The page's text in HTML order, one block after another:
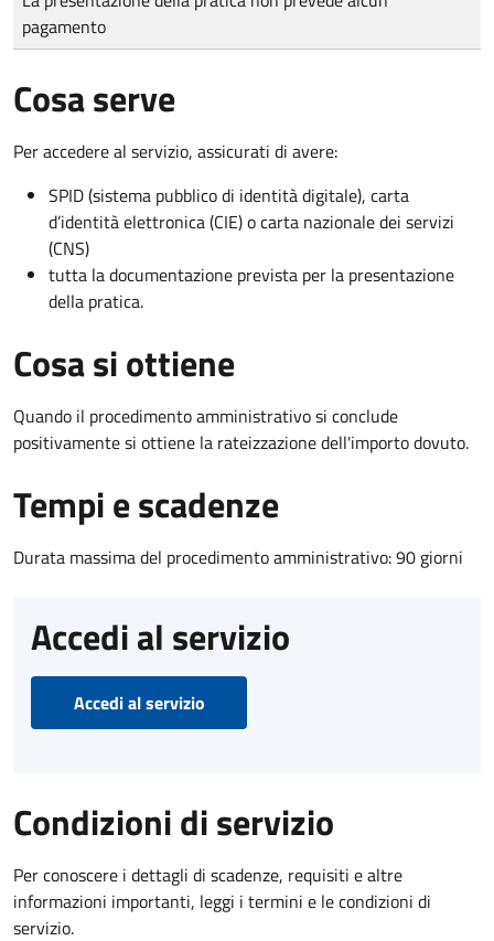
pagamento
Cosa serve
Per accedere al servizio, assicurati di avere:
SPID (sistema pubblico di identità digitale), carta
d’identità elettronica (CIE) o carta nazionale dei servizi
(CNS)
tutta la documentazione prevista per la presentazione
della pratica.
Cosa si ottiene
Quando il procedimento amministrativo si conclude
positivamente si ottiene la rateizzazione dell'importo dovuto.
Tempi e scadenze
Durata massima del procedimento amministrativo: 90 giorni
Accedi al servizio
Accedi al servizio
Condizioni di servizio
Per conoscere i dettagli di scadenze, requisiti e altre
informazioni importanti, leggi i termini e le condizioni di
servizio.